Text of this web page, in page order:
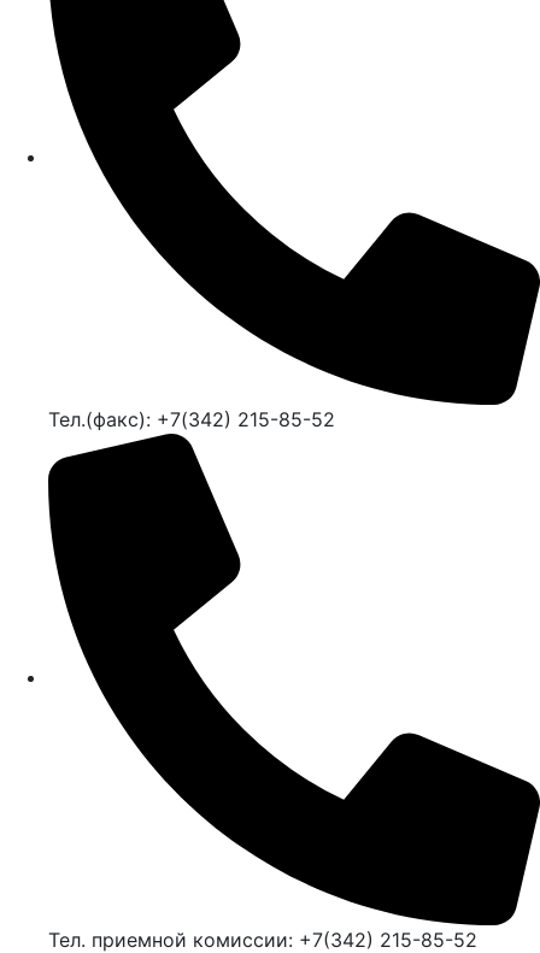
Тел.(факс): +7(342) 215-85-52
Тел. приемной комиссии: +7(342) 215-85-52